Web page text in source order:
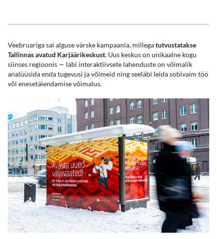
Veebruariga sai alguse värske kampaania, millegatutvustatakse
Tallinnas avatud Karjäärikeskust. Uus keskus on unikaalne kogu
siinses regioonis — läbi interaktiivsete lahenduste on võimalik
analüüsida enda tugevusi ja võimeid ning seeläbi leida sobivaim töö
või enesetäiendamise võimalus.